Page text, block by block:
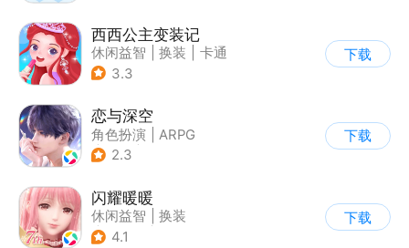
西西公主变装记
休闲益智 换装
卡通
3.3
下载
恋与深空
角色扮演
ARPG
| 恋爱
2.3
下载
闪耀暖暖
休闲益智
换装
| 美少女
4.1
下载